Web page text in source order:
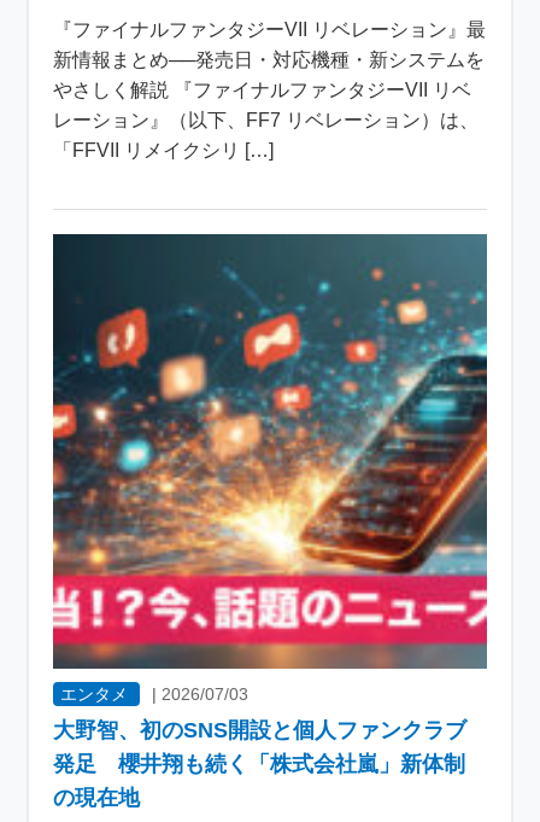
『ファイナルファンタジーVII リベレーション』最
新情報まとめ──発売日・対応機種・新システムを
やさしく解説 『ファイナルファンタジーVII リベ
レーション』（以下、FF7 リベレーション）は、
「FFVII リメイクシリ […]
エンタメ | 2026/07/03
大野智、初のSNS開設と個人ファンクラブ
発足 櫻井翔も続く「株式会社嵐」新体制
の現在地